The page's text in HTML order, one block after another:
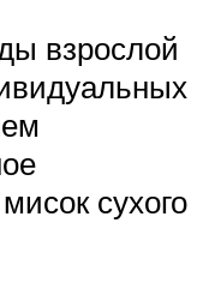
взрослой
сухого